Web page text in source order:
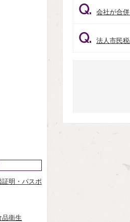
Q. 会社が合
Q. 法人市民
明・パスポ
品衛生